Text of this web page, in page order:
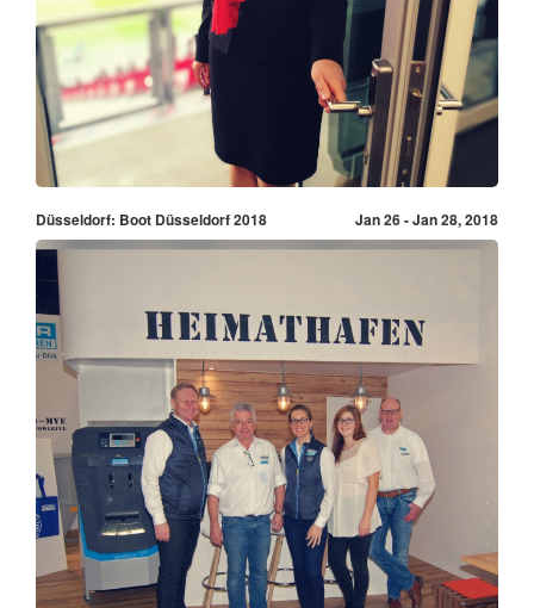
Düsseldorf: Boot Düsseldorf 2018 Jan 26 - Jan 28, 2018